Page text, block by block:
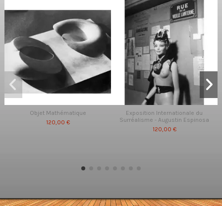
Objet Mathématique
120,00 €
Exposition Internationale du
Surréalisme - Augustin Espinosa
120,00 €